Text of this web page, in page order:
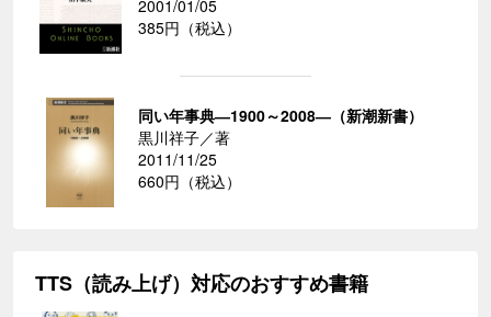
2001/01/05
385円（税込）
同い年事典―1900～2008―（新潮新書）
黒川祥子／著
2011/11/25
660円（税込）
TTS（読み上げ）対応のおすすめ書籍